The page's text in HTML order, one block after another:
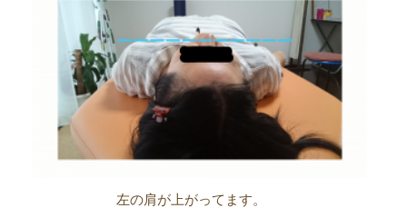
左の肩が上がってます。